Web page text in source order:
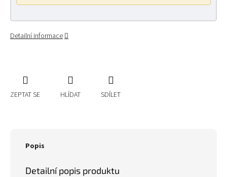
Detailní informace
ZEPTAT SE HLÍDAT SDÍLET
Popis
Detailní popis produktu